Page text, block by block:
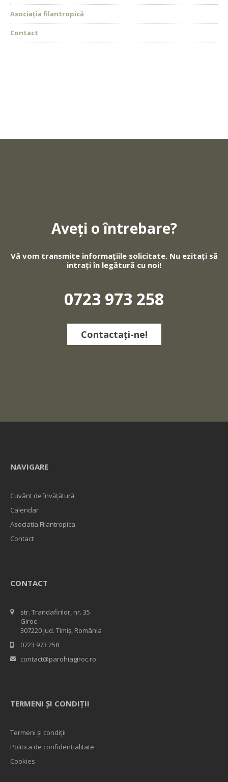
Asociația filantropică
Contact
Aveți o întrebare?
Vă vom transmite informațiile solicitate. Nu ezitați să
intrați în legătură cu noi!
0723 973 258
Contactați-ne!
NAVIGARE
Cuvânt de învățătură
Calendar
Asociatia Filantropica
Contact
CONTACT
str. Trandafirilor, nr. 35
Giroc
307220 jud. Timiș, România
0723 973 258
contact@parohiagiroc.ro
TERMENI ȘI CONDIȚII
Termeni și condiții
Politica de confidențialitate
Cookies